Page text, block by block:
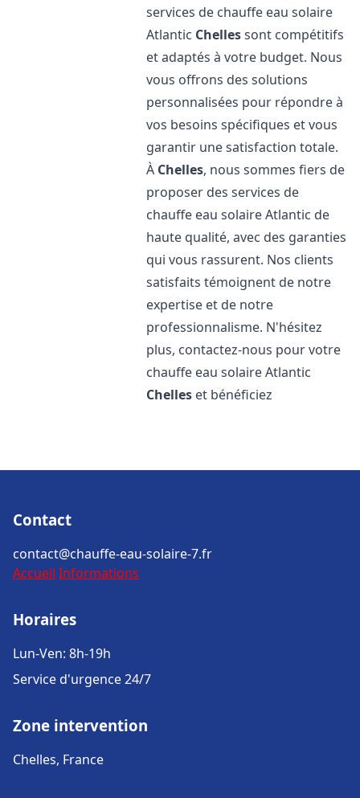
services de chauffe eau solaire
Atlantic Chellessont compétitifs
et adaptés à votre budget. Nous
vous offrons des solutions
personnalisées pour répondre à
vos besoins spécifiques et vous
garantir une satisfaction totale.
À Chelles, nous sommes fiers de
proposer des services de
chauffe eau solaire Atlantic de
haute qualité, avec des garanties
qui vous rassurent. Nos clients
satisfaits témoignent de notre
expertise et de notre
professionnalisme. N'hésitez
plus, contactez-nous pour votre
chauffe eau solaire Atlantic
Chelles et bénéficiez
Contact
contact@chauffe-eau-solaire-7.fr
Accueil Informations
Horaires
Lun-Ven: 8h-19h
Service d'urgence 24/7
Zone intervention
Chelles, France